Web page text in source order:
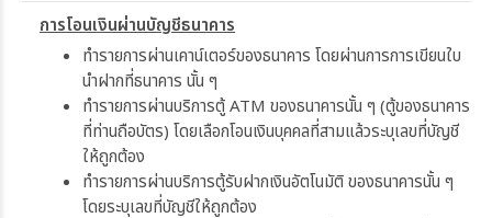
การโอนเงินผ่านบัญชีธนาคาร
ทำรายการผ่านเคาน์เตอร์ของธนาคาร โดยผ่านการการเขียนใบ
นำฝากที่ธนาคาร นั้น ๆ
ทำรายการผ่านบริการตู้ ATM ของธนาคารนั้น ๆ (ตู้ของธนาคาร
ที่ท่านถือบัตร) โดยเลือกโอนเงินบุคคลที่สามแล้วระบุเลขที่บัญชี
ให้ถูกต้อง
ทำรายการผ่านบริการตู้รับฝากเงินอัตโนมัติ ของธนาคารนั้น ๆ
โดยระบุเลขที่บัญชีให้ถูกต้อง